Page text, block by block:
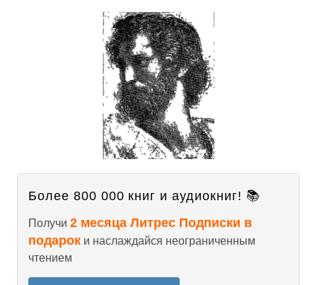
Более 800 000 книг и аудиокниг! 📚
Получи 2 месяца Литрес Подписки в
подарок и наслаждайся неограниченным
чтением